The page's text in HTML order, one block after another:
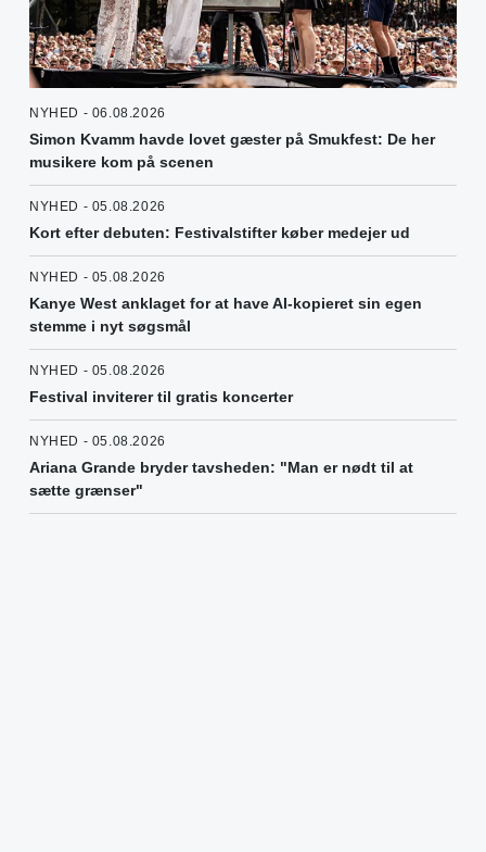
NYHED - 06.08.2026
Simon Kvamm havde lovet gæster på Smukfest: De her
musikere kom på scenen
NYHED - 05.08.2026
Kort efter debuten: Festivalstifter køber medejer ud
NYHED - 05.08.2026
Kanye West anklaget for at have AI-kopieret sin egen
stemme i nyt søgsmål
NYHED - 05.08.2026
Festival inviterer til gratis koncerter
NYHED - 05.08.2026
Ariana Grande bryder tavsheden: "Man er nødt til at
sætte grænser"